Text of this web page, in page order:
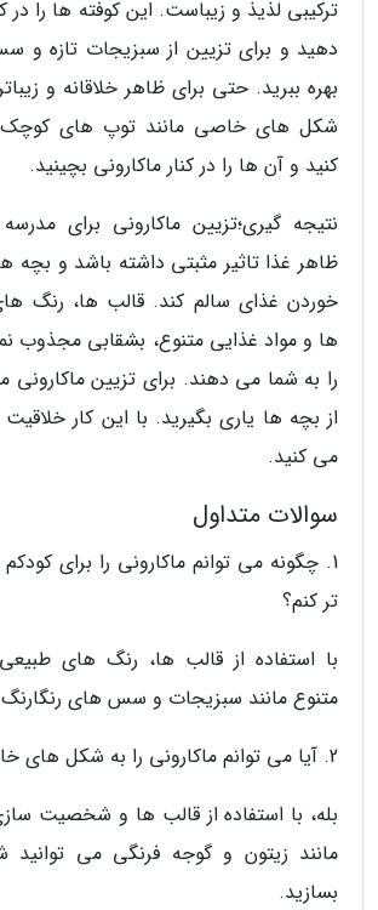
ترکیبی لذیذ و زیباست. این کوفته ها را در
دهید و برای تزیین از سبزیجات تازه و
بهره ببرید. حتی برای ظاهر خلاقانه و
شکل های خاصی مانند توپ های
کنید و آن ها را در کنار ماکارونی بچینید.
نتیجه گیری؛تزیین ماکارونی برای
ظاهر غذا تاثیر مثبتی داشته باشد و بچه
خوردن غذای سالم کند. قالب ها، رنگ
ها و مواد غذایی متنوع، بشقابی مجذوب
را به شما می دهند. برای تزیین ماکارونی
از بچه ها یاری بگیرید. با این کار
می کنید.
سوالات متداول
1. چگونه می توانم ماکارونی را برای
تر کنم؟
با استفاده از قالب ها، رنگ های
متنوع مانند سبزیجات و سس های
2. آیا می توانم ماکارونی را به شکل های خاص تزیین کنم؟
بله، با استفاده از قالب ها و شخصیت
مانند زیتون و گوجه فرنگی می توانید
بسازید.